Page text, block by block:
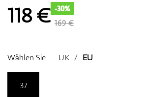
Entfernungsmesser &
118€ -30%
169 €
Wählen Sie UK / EU
37